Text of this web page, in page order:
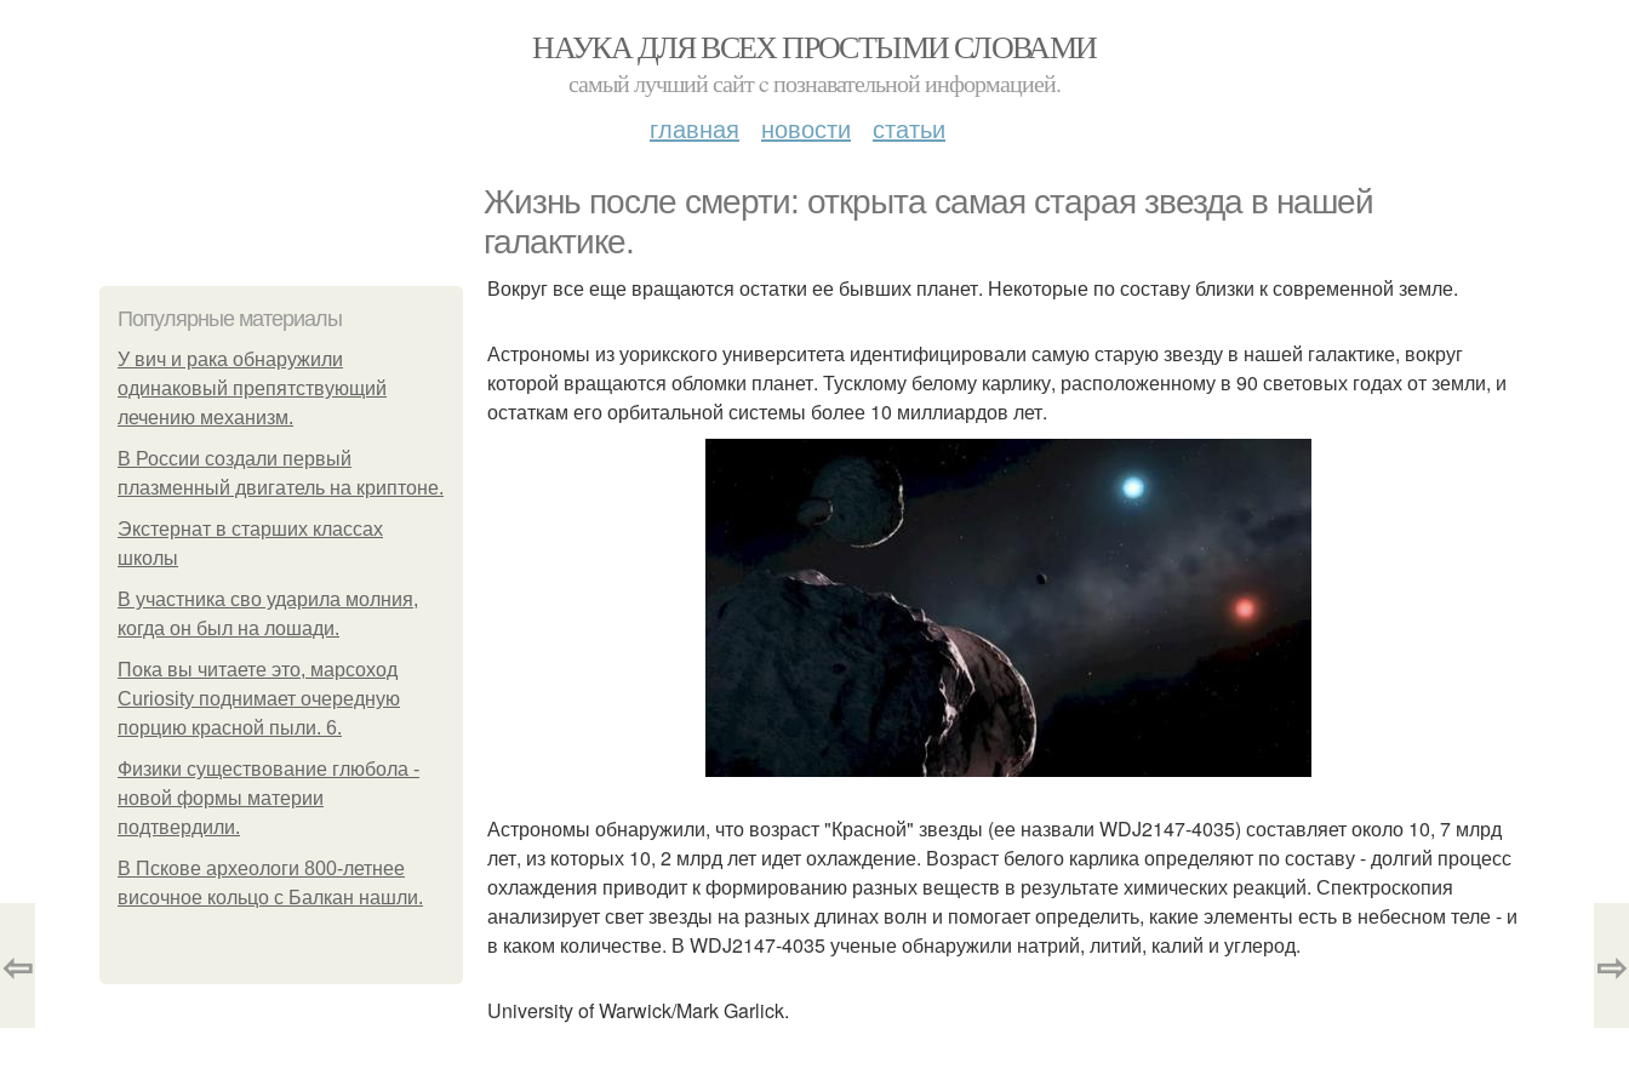
НАУКА ДЛЯ ВСЕХ ПРОСТЫМИ СЛОВАМИ
самый лучший сайт c познавательной информацией.
главная новости статьи
Жизнь после смерти: открыта самая старая звезда в нашей
галактике.
Популярные материалы
У вич и рака обнаружили
одинаковый препятствующий
лечению механизм.
В России создали первый
плазменный двигатель на криптоне.
Экстернат в старших классах
школы
В участника сво ударила молния,
когда он был на лошади.
Пока вы читаете это, марсоход
Curiosity поднимает очередную
порцию красной пыли. 6.
Физики существование глюбола -
новой формы материи
подтвердили.
В Пскове археологи 800-летнее
височное кольцо с Балкан нашли.
Вокруг все еще вращаются остатки ее бывших планет. Некоторые по составу близки к современной земле.
Астрономы из уорикского университета идентифицировали самую старую звезду в нашей галактике, вокруг
которой вращаются обломки планет. Тусклому белому карлику, расположенному в 90 световых годах от земли, и
остаткам его орбитальной системы более 10 миллиардов лет.
Астрономы обнаружили, что возраст "Красной" звезды (ее назвали WDJ2147-4035) составляет около 10, 7 млрд
лет, из которых 10, 2 млрд лет идет охлаждение. Возраст белого карлика определяют по составу - долгий процесс
охлаждения приводит к формированию разных веществ в результате химических реакций. Спектроскопия
анализирует свет звезды на разных длинах волн и помогает определить, какие элементы есть в небесном теле - и
в каком количестве. В WDJ2147-4035 ученые обнаружили натрий, литий, калий и углерод.
University of Warwick/Mark Garlick.
⇦ ⇨